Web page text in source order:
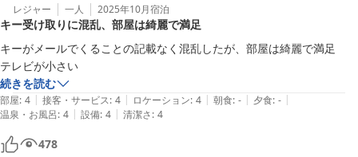
レジャー 一人 2025年10月宿泊
キー受け取りに混乱、部屋は綺麗で満足
キーがメールでくることの記載なく混乱したが、部屋は綺麗で満足
続きを読む
部屋: 4 | 接客・サービス: 4 | ロケーション: 4 | 朝食: - | 夕食: - |
温泉・お風呂: 4 | 設備: 4 | 清潔さ: 4
478